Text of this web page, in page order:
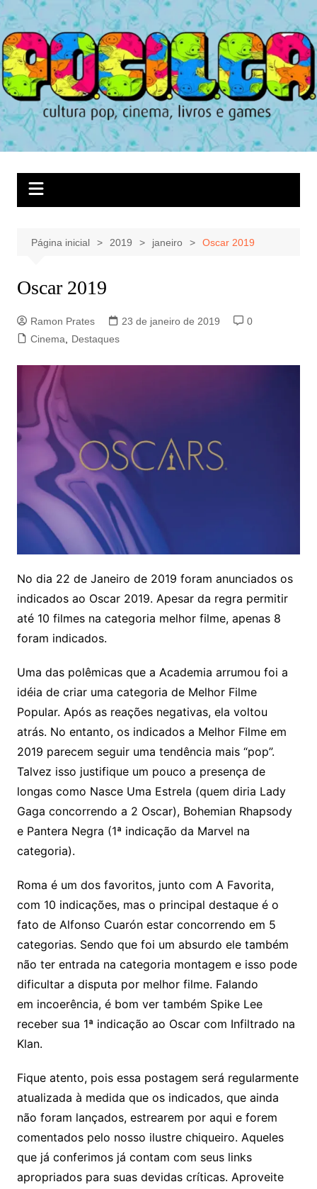
Ir
para
o
conteúdo
Página inicial 2019 janeiro Oscar 2019
Oscar 2019
Ramon Prates 23 de janeiro de 2019
0
Cinema, Destaques
No dia 22 de Janeiro de 2019 foram anunciados os
indicados ao Oscar 2019. Apesar da regra permitir
até 10 filmes na categoria melhor filme, apenas 8
foram indicados.
Uma das polêmicas que a Academia arrumou foi a
idéia de criar uma categoria de Melhor Filme
Popular. Após as reações negativas, ela voltou
atrás. No entanto, os indicados a Melhor Filme em
2019 parecem seguir uma tendência mais “pop”.
Talvez isso justifique um pouco a presença de
longas como Nasce Uma Estrela (quem diria Lady
Gaga concorrendo a 2 Oscar), Bohemian Rhapsody
e Pantera Negra (1ª indicação da Marvel na
categoria).
Roma é um dos favoritos, junto com A Favorita,
com 10 indicações, mas o principal destaque é o
fato de Alfonso Cuarón estar concorrendo em 5
categorias. Sendo que foi um absurdo ele também
não ter entrada na categoria montagem e isso pode
dificultar a disputa por melhor filme. Falando
em incoerência, é bom ver também Spike Lee
receber sua 1ª indicação ao Oscar com Infiltrado na
Klan.
Fique atento, pois essa postagem será regularmente
atualizada à medida que os indicados, que ainda
não foram lançados, estrearem por aqui e forem
comentados pelo nosso ilustre chiqueiro. Aqueles
que já conferimos já contam com seus links
apropriados para suas devidas críticas. Aproveite